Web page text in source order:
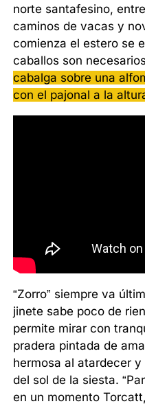
norte santafesino,
caminos de vacas y
comienza el estero se
caballos son
cabalga sobre una
con el pajonal a la
“Zorro” siempre va
jinete sabe poco de
permite mirar con
pradera pintada de
hermosa al atardecer
del sol de la siesta.
en un momento